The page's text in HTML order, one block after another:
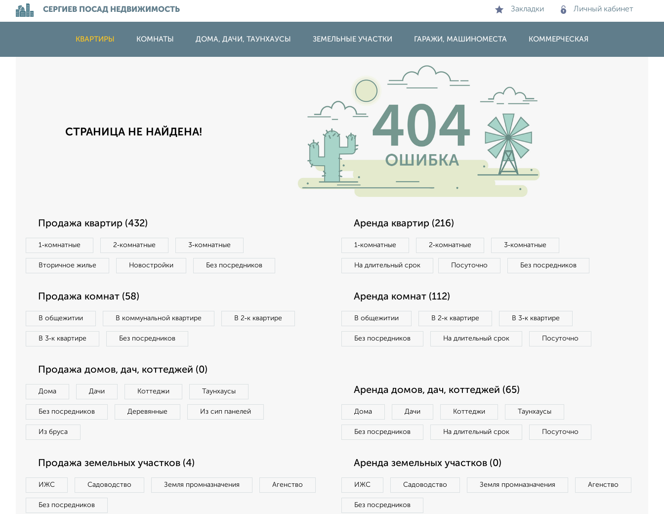
СЕРГИЕВ ПОСАД НЕДВИЖИМОСТЬ Закладки Личный кабинет
КВАРТИРЫ КОМНАТЫ ДОМА, ДАЧИ, ТАУНХАУСЫ ЗЕМЕЛЬНЫЕ УЧАСТКИ ГАРАЖИ, МАШИНОМЕСТА КОММЕРЧЕСКАЯ
СТРАНИЦА НЕ НАЙДЕНА!
Продажа квартир (432)
1‑комнатные 2‑комнатные 3‑комнатные
Вторичное жилье Новостройки Без посредников
Аренда квартир (216)
1‑комнатные 2‑комнатные 3‑комнатные
На длительный срок Посуточно Без посредников
Продажа комнат (58)
В общежитии В коммунальной квартире В 2‑к квартире
В 3‑к квартире Без посредников
Аренда комнат (112)
В общежитии В 2‑к квартире В 3‑к квартире
Без посредников На длительный срок Посуточно
Продажа домов, дач, коттеджей (0)
Дома Дачи Коттеджи Таунхаусы
Без посредников Деревянные Из сип панелей
Из бруса
Аренда домов, дач, коттеджей (65)
Дома Дачи Коттеджи Таунхаусы
Без посредников На длительный срок Посуточно
Продажа земельных участков (4)
ИЖС Садоводство Земля промназначения Агенство
Без посредников
Аренда земельных участков (0)
ИЖС Садоводство Земля промназначения Агенство
Без посредников